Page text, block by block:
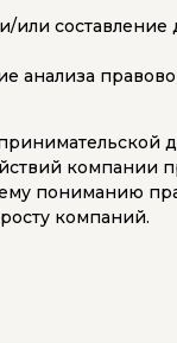
или
анализа
компании
пониманию
компаний.